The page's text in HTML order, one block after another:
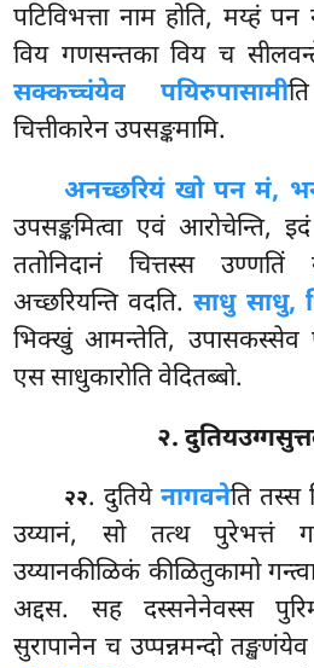
पटिविभत्ता नाम होति, मय्हं
विय गणसन्तका विय च
सक्कच्चंयेव पयिरुपासामी
चित्तीकारेन उपसङ्कमामि.
अनच्छरियं खो पन मं,
उपसङ्कमित्वा एवं आरोचेन्ति,
ततोनिदानं चित्तस्स
अच्छरियन्तिवदति.साधु साधु,
भिक्खुं आमन्तेति, उपासकस्सेव
एस साधुकारोति वेदितब्बो.
२.
२२. दुतियेनागवनेति तस्स
उय्यानं, सो तत्थ पुरेभत्तं
उय्यानकीळिकं कीळितुकामो
अद्दस. सह दस्सनेनेवस्स
सुरापानेन च उप्पन्नमन्दो